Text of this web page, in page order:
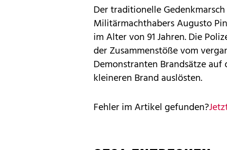
Der traditionelle
Militärmachthabers Augusto
im Alter von 91 Jahren. Die
der Zusammenstöße vom
Demonstranten Brandsätze
kleineren Brand auslösten.
Fehler im Artikel gefunden?